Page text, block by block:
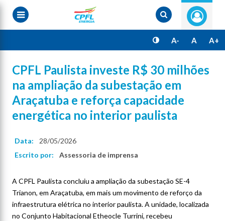
Pular
para
A- A A+
CPFL Paulista investe R$ 30 milhões
na ampliação da subestação em
Araçatuba e reforça capacidade
energética no interior paulista
Data:
28/05/2026
Escrito por:
Assessoria de imprensa
A CPFL Paulista concluiu a ampliação da subestação SE-4
Trianon, em Araçatuba, em mais um movimento de reforço da
infraestrutura elétrica no interior paulista. A unidade, localizada
no Conjunto Habitacional Etheocle Turrini, recebeu